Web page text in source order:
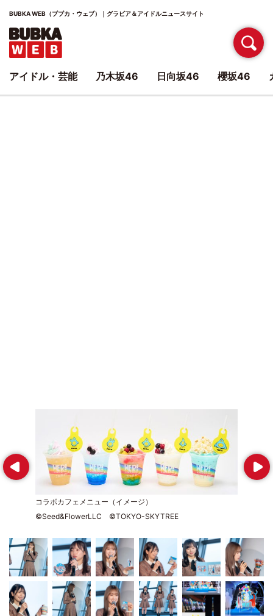
BUBKA WEB（ブブカ・ウェブ）｜グラビア＆アイドルニュースサイト
Prev
コラボカフェメニュー（イメージ）
©Seed&FlowerLLC ©TOKYO-SKYTREE
Next
アイドル・芸能 乃木坂46 日向坂46 櫻坂46